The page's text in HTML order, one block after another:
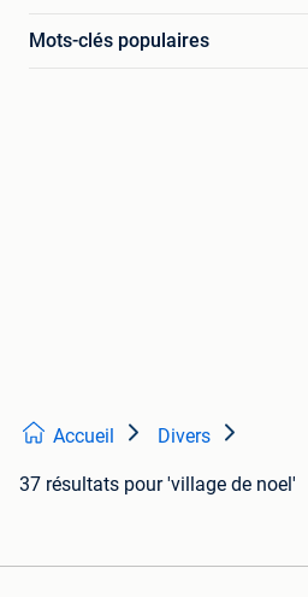
Mots-clés populaires
Accueil Divers
37 résultats pour 'village de noel'